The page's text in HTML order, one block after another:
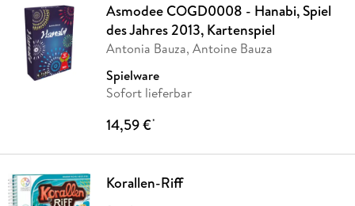
Asmodee COGD0008 - Hanabi, Spiel
des Jahres 2013, Kartenspiel
Antonia Bauza, Antoine Bauza
Spielware
Sofort lieferbar
14,59 €*
Korallen-Riff